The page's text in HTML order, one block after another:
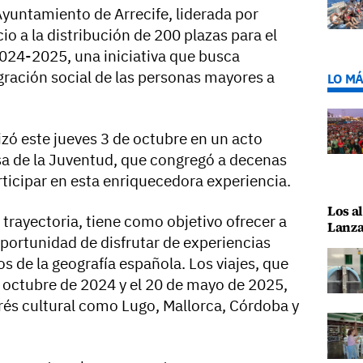
de Arrecife, liderada por
a la distribución de 200 plazas para el
2025, una iniciativa que busca
social de las personas mayores a
este jueves 3 de octubre en un acto
de la Juventud, que congregó a decenas
en esta enriquecedora experiencia.
tiene como objetivo ofrecer a
de disfrutar de experiencias
de la geografía española. Los viajes, que
de 2024 y el 20 de mayo de 2025,
cultural como Lugo, Mallorca, Córdoba y
LO
Los